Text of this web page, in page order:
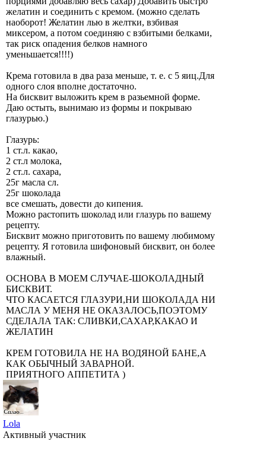
желатин и соединить с кремом. (можно сделать
наоборот! Желатин лью в желтки, взбивая
миксером, а потом соединяю с взбитыми белками,
так риск опадения белков намного
уменьшается!!!!)
Крема готовила в два раза меньше, т. е. с 5 яиц.Для
одного слоя вполне достаточно.
На бисквит выложить крем в разьемной форме.
Даю остыть, вынимаю из формы и покрываю
глазурью.)
Глазурь:
1 ст.л. какао,
2 ст.л молока,
2 ст.л. сахара,
25г масла сл.
25г шоколада
все смешать, довести до кипения.
Можно растопить шоколад или глазурь по вашему
рецепту.
Бисквит можно приготовить по вашему любимому
рецепту. Я готовила шифоновый бисквит, он более
влажный.
ОСНОВА В МОЕМ СЛУЧАЕ-ШОКОЛАДНЫЙ
БИСКВИТ.
ЧТО КАСАЕТСЯ ГЛАЗУРИ,НИ ШОКОЛАДА НИ
МАСЛА У МЕНЯ НЕ ОКАЗАЛОСЬ,ПОЭТОМУ
СДЕЛАЛА ТАК: СЛИВКИ,САХАР,КАКАО И
ЖЕЛАТИН
КРЕМ ГОТОВИЛА НЕ НА ВОДЯНОЙ БАНЕ,А
КАК ОБЫЧНЫЙ ЗАВАРНОЙ.
ПРИЯТНОГО АППЕТИТА )
Lola
Активный участник